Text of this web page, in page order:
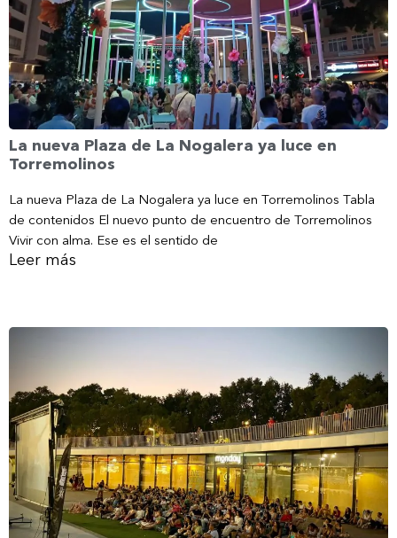
La nueva Plaza de La Nogalera ya luce en
Torremolinos
La nueva Plaza de La Nogalera ya luce en Torremolinos Tabla
de contenidos El nuevo punto de encuentro de Torremolinos
Vivir con alma. Ese es el sentido de
Leer más